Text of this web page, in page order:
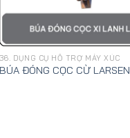
36. DỤNG CỤ HỖ TRỢ MÁY XÚC
BÚA ĐÓNG CỌC CỪ LARSEN